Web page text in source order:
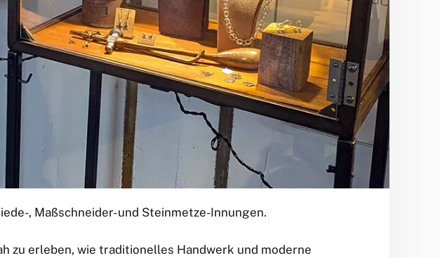
, Maßschneider- und Steinmetze-Innungen.
zu erleben, wie traditionelles Handwerk und moderne